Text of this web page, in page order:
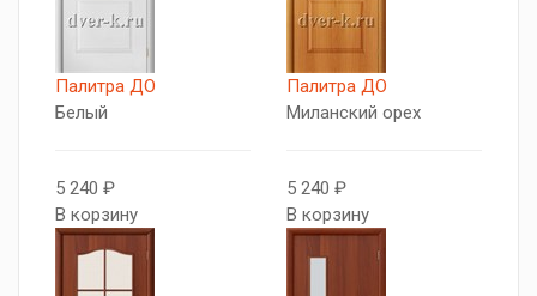
Палитра ДО
Белый
5 240 ₽
В корзину
Палитра ДО
Миланский орех
5 240 ₽
В корзину